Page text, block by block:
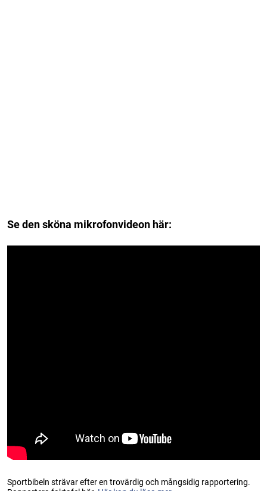
Se den sköna mikrofonvideon här:
Sportbibeln strävar efter en trovärdig och mångsidig rapportering.